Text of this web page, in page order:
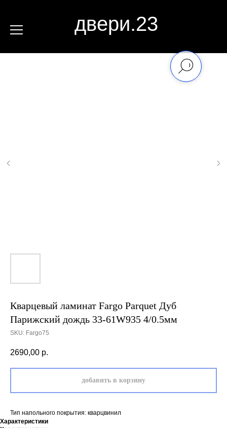
двери.23
Кварцевый ламинат Fargo Parquet Дуб
Парижский дождь 33-61W935 4/0.5мм
SKU: Fargo75
2690,00 р.
добавить в корзину
Тип напольного покрытия: кварцвинил
Характеристики